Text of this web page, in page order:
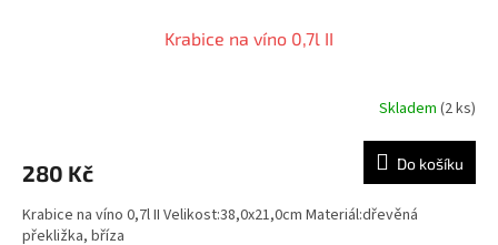
Krabice na víno 0,7l II
Skladem (2 ks)
280 Kč Do košíku
Krabice na víno 0,7l II Velikost:38,0x21,0cm Materiál:dřevěná
překližka, bříza